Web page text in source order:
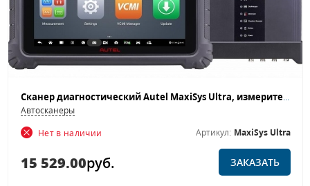
Сканер диагностический Autel MaxiSys Ultra, измерительный модуль, J2534, DoIP, D-PDU
Автосканеры
Нет в наличии
Артикул: MaxiSys Ultra
15 529.00руб. ЗАКАЗАТЬ